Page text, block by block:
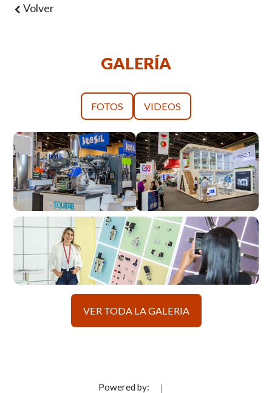
Volver
GALERÍA
FOTOS VIDEOS
VER TODA LA GALERIA
Powered by: